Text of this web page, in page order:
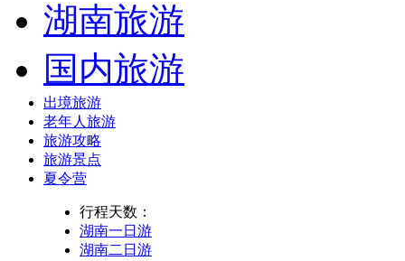
湖南旅游
国内旅游
出境旅游
老年人旅游
旅游攻略
旅游景点
夏令营
行程天数：
湖南一日游
湖南二日游